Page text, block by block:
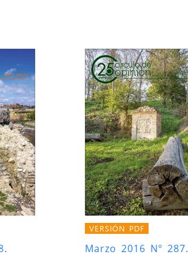
VERSIÓN PDF
Marzo 2016 Nº 287.